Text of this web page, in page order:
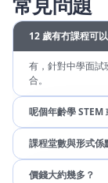
12 歲有冇課程可
有，針對中學面試
合。
呢個年齡學 STEM
課程堂數與形式係
價錢大約幾多？